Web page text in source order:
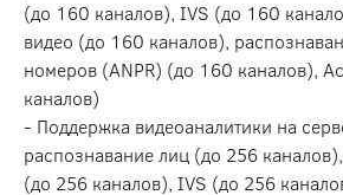
(до 160 каналов), IVS (до 160
видео (до 160 каналов),
номеров (ANPR) (до 160 каналов),
каналов)
- Поддержка видеоаналитики на
распознавание лиц (до 256
(до 256 каналов), IVS (до 256